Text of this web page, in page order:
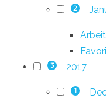
2
3 2017
1